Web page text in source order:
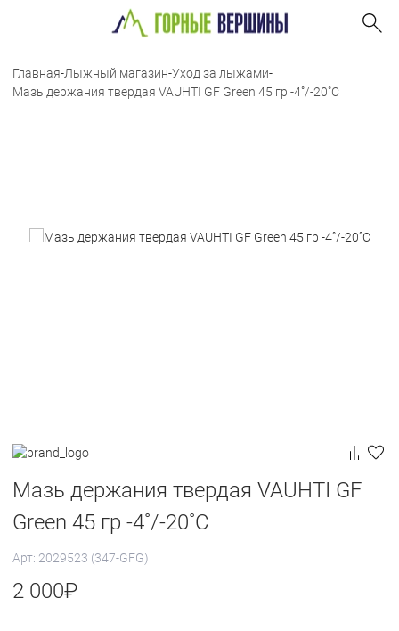
Главная-Лыжный магазин-Уход за лыжами-
Мазь держания твердая VAUHTI GF Green 45 гр -4˚/-20˚С
Мазь держания твердая VAUHTI GF
Green 45 гр -4˚/-20˚С
Арт: 2029523 (347-GFG)
2 000₽